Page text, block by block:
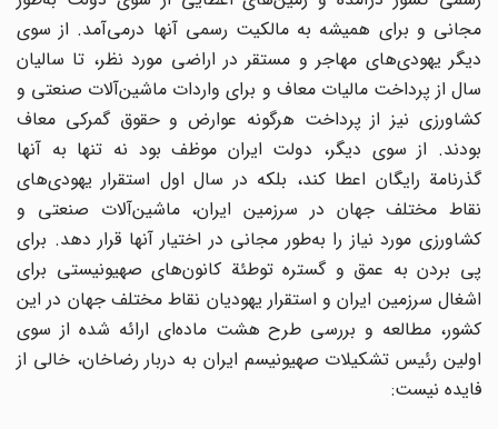
مجانی و برای همیشه به مالکیت رسمی آنها درمی‌آمد. از سوی
دیگر یهودی‌های مهاجر و مستقر در اراضی مورد نظر، تا سالیان
سال از پرداخت مالیات معاف و برای واردات ماشین‌آلات صنعتی و
کشاورزی نیز از پرداخت هرگونه عوارض و حقوق گمرکی معاف
بودند. از سوی دیگر، دولت ایران موظف بود نه تنها به آنها
گذرنامة رایگان اعطا کند، بلکه در سال اول استقرار یهودی‌های
نقاط مختلف جهان در سرزمین ایران، ماشین‌آلات صنعتی و
کشاورزی مورد نیاز را به‌طور مجانی در اختیار آنها قرار دهد. برای
پی بردن به عمق و گستره توطئة کانون‌های صهیونیستی برای
اشغال سرزمین ایران و استقرار یهودیان نقاط مختلف جهان در این
کشور، مطالعه و بررسی طرح هشت ماده‌ای ارائه شده از سوی
اولین رئیس تشکیلات صهیونیسم ایران به دربار رضاخان، خالی از
فایده نیست: